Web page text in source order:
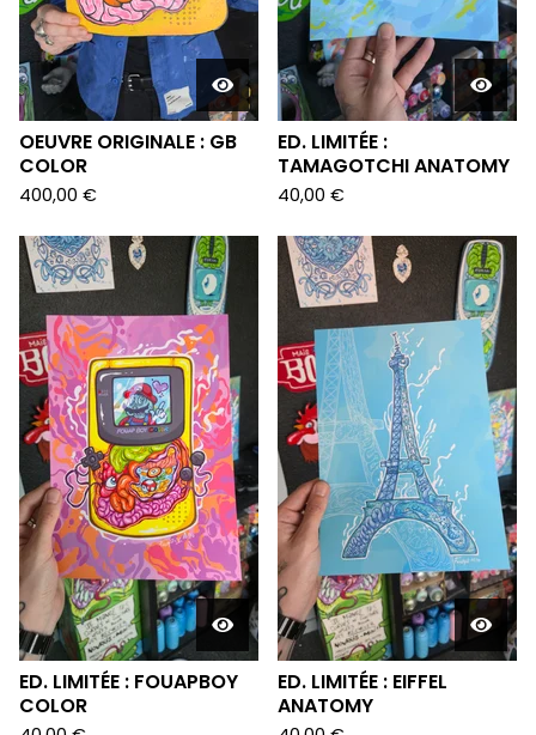
OEUVRE ORIGINALE : GB
COLOR
400,00 €
ED. LIMITÉE :
TAMAGOTCHI ANATOMY
40,00 €
ED. LIMITÉE : FOUAPBOY
COLOR
ED. LIMITÉE : EIFFEL
ANATOMY